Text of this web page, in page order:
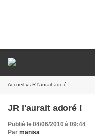
Accueil » JR l'aurait adoré !
JR l'aurait adoré !
Publié le 04/06/2010 à 09:44
Par manisa